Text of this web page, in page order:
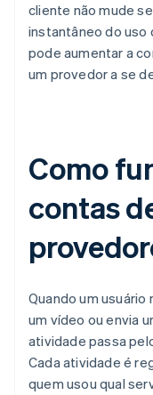
cliente não mude
instantâneo do uso
pode aumentar a
um provedor a se
Como
contas
Quando um
um vídeo ou envia
atividade passa
Cada atividade é
quem usou qual